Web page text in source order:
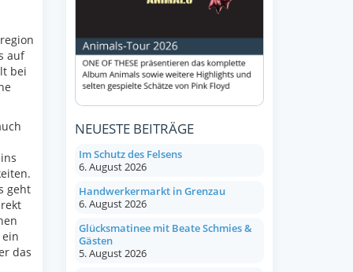
auf
bei
geht
das
NEUESTE BEITRÄGE
Im Schutz des Felsens
6. August 2026
Handwerkermarkt in Grenzau
6. August 2026
Glücksmatinee mit Beate Schmies &
Gästen
5. August 2026